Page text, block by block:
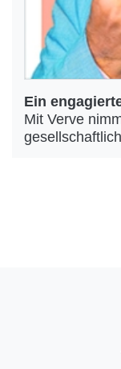
Ein
Mit Verve